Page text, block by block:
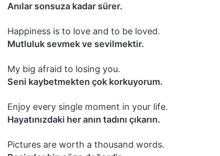
Anılar sonsuza kadar sürer.
Happiness is to love and to be loved.
Mutluluk sevmek ve sevilmektir.
My big afraid to losing you.
Seni kaybetmekten çok korkuyorum.
Enjoy every single moment in your life.
Hayatınızdaki her anın tadını çıkarın.
Pictures are worth a thousand words.